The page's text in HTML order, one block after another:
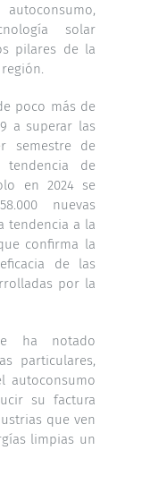
solar
pilares de la
región.
poco más de
a superar las
semestre de
tendencia de
en 2024 se
nuevas
tendencia a la
confirma la
de las
por la
ha notado
particulares,
autoconsumo
su factura
que ven
limpias un